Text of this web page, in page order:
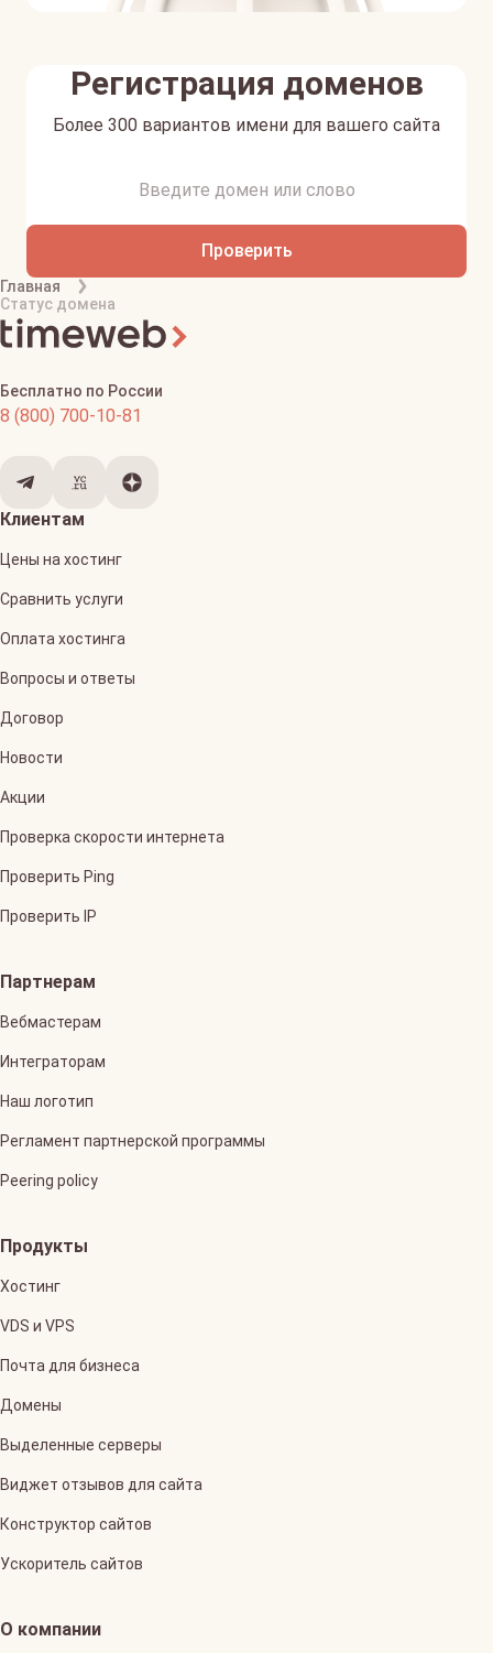
Регистрация доменов
Более 300 вариантов имени для вашего сайта
Проверить
Главная
Статус домена
Бесплатно по России
8 (800) 700-10-81
Клиентам
Цены на хостинг
Сравнить услуги
Оплата хостинга
Вопросы и ответы
Договор
Новости
Акции
Проверка скорости интернета
Проверить Ping
Проверить IP
Партнерам
Вебмастерам
Интеграторам
Наш логотип
Регламент партнерской программы
Peering policy
Продукты
Хостинг
VDS и VPS
Почта для бизнеса
Домены
Выделенные серверы
Виджет отзывов для сайта
Конструктор сайтов
Ускоритель сайтов
О компании